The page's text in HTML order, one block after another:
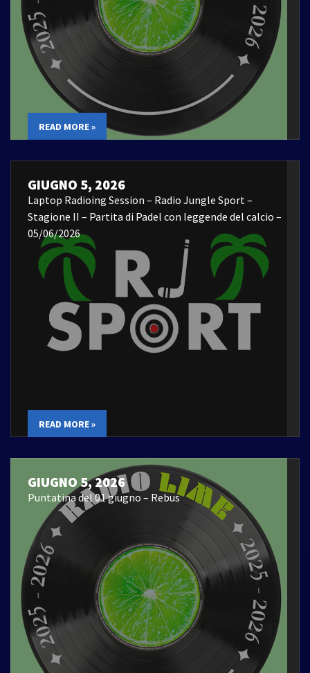
READ MORE »
GIUGNO 5, 2026
Laptop Radioing Session – Radio Jungle Sport –
Stagione II – Partita di Padel con leggende del calcio –
05/06/2026
READ MORE »
GIUGNO 5, 2026
Puntatina del 01 giugno – Rebus